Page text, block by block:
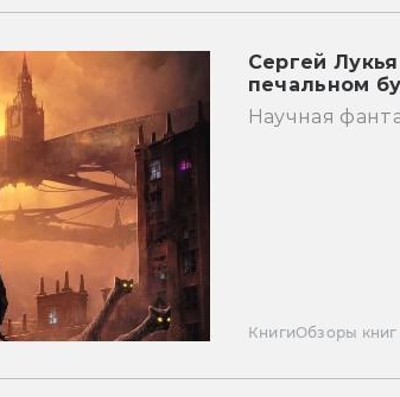
Сергей
печальном
Научная
КнигиОбзоры книг